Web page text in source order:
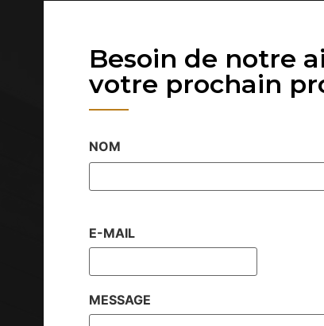
Besoin de notre
votre prochain
NOM
E-MAIL
MESSAGE